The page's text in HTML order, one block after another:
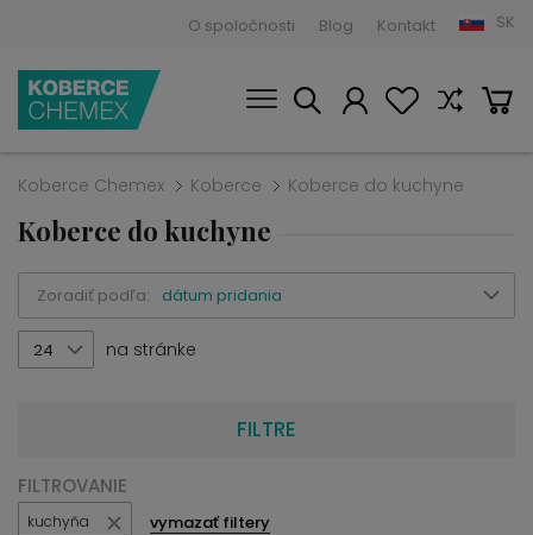
O spoločnosti Blog Kontakt SK
Koberce Chemex Koberce Koberce do kuchyne
Koberce do kuchyne
Zoradiť podľa: dátum pridania
24 na stránke
FILTRE
FILTROVANIE
kuchyňa vymazať filtery